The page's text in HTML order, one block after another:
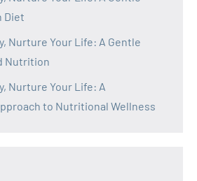
Diet
Nurture Your Life: A Gentle
Nutrition
Nurture Your Life: A
to Nutritional Wellness